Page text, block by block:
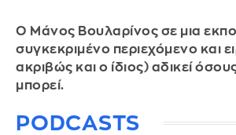
Ο Μάνος Βουλαρίνος σε μια
συγκεκριμένο περιεχόμενο και
ακριβώς και ο ίδιος) αδικεί
μπορεί.
PODCASTS